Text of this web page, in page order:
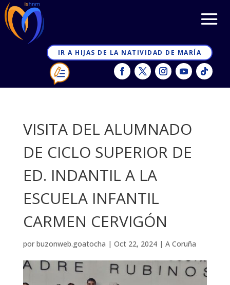
IR A HIJAS DE LA NATIVIDAD DE MARÍA
VISITA DEL ALUMNADO
DE CICLO SUPERIOR DE
ED. INDANTIL A LA
ESCUELA INFANTIL
CARMEN CERVIGÓN
por buzonweb.goatocha | Oct 22, 2024| A Coruña